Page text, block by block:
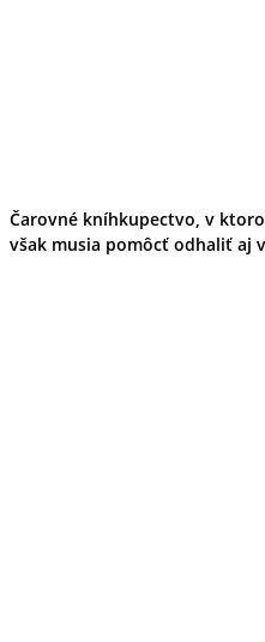
Čarovné kníhkupectvo, v
však musia pomôcť odhaliť aj